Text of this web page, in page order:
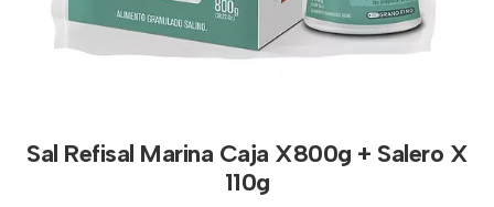
Sal Refisal Marina Caja X800g + Salero X
110g